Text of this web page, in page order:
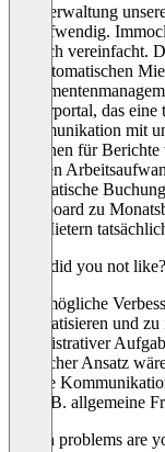
Die Verwaltung
zeitaufwendig.
deutlich vereinfacht.
der automatischen
Mieterportal, das
Kommunikation mit
Optionen für
unseren
automatische
Dashboard zu
von Mietern
What did you not like?
Eine mögliche
automatisieren und
administrativer
möglicher Ansatz
direkte
wie z.B. allgemeine
Which problems are